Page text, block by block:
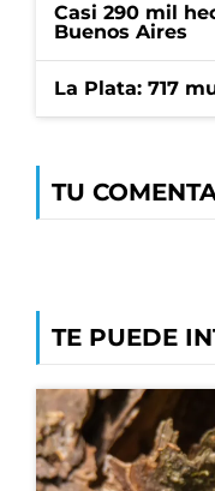
Casi 290 mil
Buenos Aires
La Plata: 717
TU
TE PUEDE